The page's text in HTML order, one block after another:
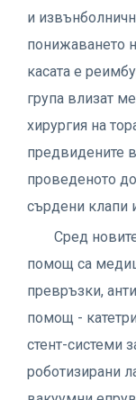
и
понижаването
касата е
група влизат
хирургия на
предвидените
проведеното
сърдени клапи
Сред
помощ са
превръзки,
помощ -
стент-системи
роботизирани